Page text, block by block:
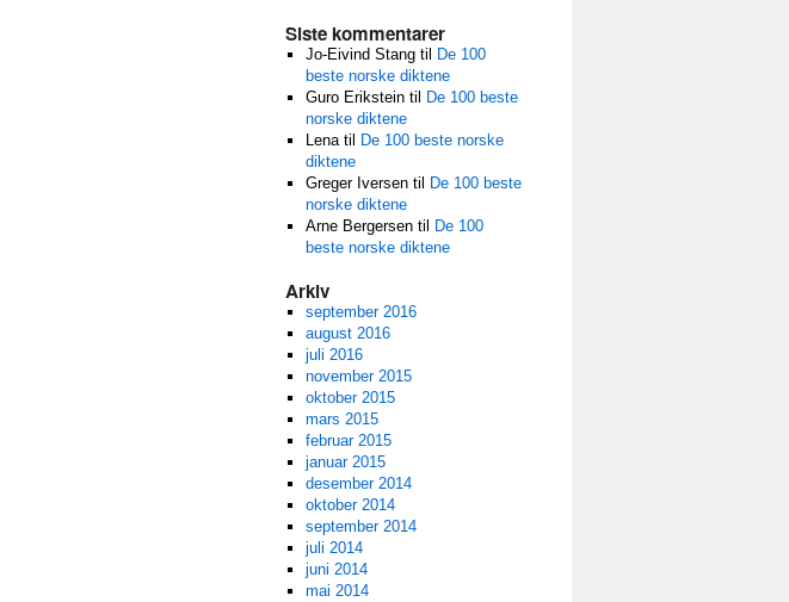
Siste kommentarer
Jo-Eivind Stangtil
De 100
beste norske diktene
Guro Eriksteintil
De 100 beste
norske diktene
Lenatil
De 100 beste norske
diktene
Greger Iversentil
De 100 beste
norske diktene
Arne Bergersentil
De 100
beste norske diktene
Arkiv
september 2016
august 2016
juli 2016
november 2015
oktober 2015
mars 2015
februar 2015
januar 2015
desember 2014
oktober 2014
september 2014
juli 2014
juni 2014
mai 2014